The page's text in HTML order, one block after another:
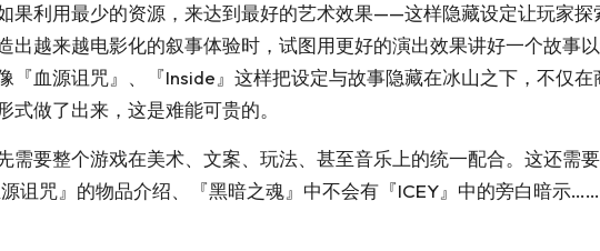
果利用最少的资源，来达到最好的艺术效果——这样隐藏设定让玩家探
越来越电影化的叙事体验时，试图用更好的演出效果讲好一个故事
血源诅咒』、『Inside』这样把设定与故事隐藏在冰山之下，不仅
做了出来，这是难能可贵的。
要整个游戏在美术、文案、玩法、甚至音乐上的统一配合。这还需
诅咒』的物品介绍、『黑暗之魂』中不会有『ICEY』中的旁白暗示